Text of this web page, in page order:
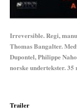
Irreversible. Regi,
Thomas Bangalter.
Dupontel, Philippe
norske undertekster.
Trailer